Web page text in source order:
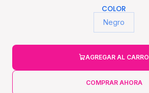
COLOR
Negro
AGREGAR AL CARRO
COMPRAR AHORA